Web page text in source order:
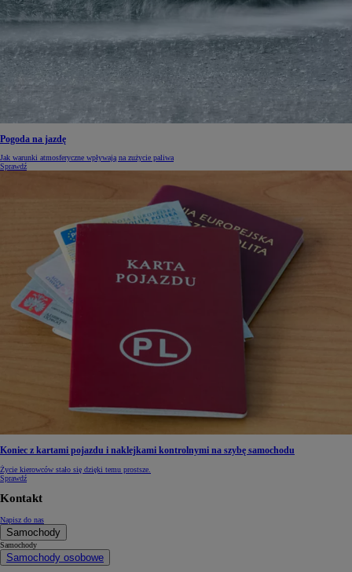
Pogoda na jazdę
Jak warunki atmosferyczne wpływają na zużycie paliwa
Sprawdź
Koniec z kartami pojazdu i naklejkami kontrolnymi na szybę samochodu
Życie kierowców stało się dzięki temu prostsze.
Sprawdź
Kontakt
Napisz do nas
Samochody
Samochody
Samochody osobowe